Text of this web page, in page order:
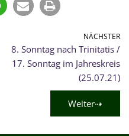
NÄCHSTER
8. Sonntag nach Trinitatis /
17. Sonntag im Jahreskreis
(25.07.21)
Weiter⇢